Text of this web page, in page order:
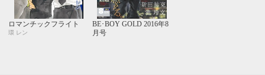
ロマンチックフライト
環 レン
BE･BOY GOLD 2016年8
月号